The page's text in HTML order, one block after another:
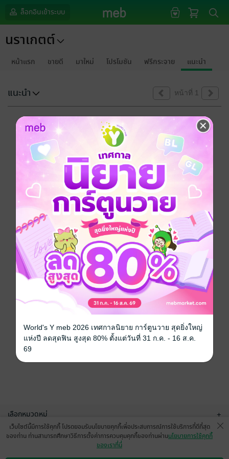
ล็อกอินเข้าระบบ
นราเกตต์
หน้าแรก ขายดี มาใหม่ โปรโมชัน ฟรีกระจาย แนะนำ
แนะนำ หน้าที่ 1
ขออภัยด้วยนะคะ
ไม่พบข้อมูลในหัวข้อที่คุณกำลังชมค่ะ
เลือกหมวดหมู่ +
บริการช่วยเหลือ
เว็บไซต์นี้มีการใช้คุกกี้ โปรดยอมรับนโยบายคุกกี้เพื่อประสบการณ์การใช้บริการที่ดีที่สุด
ของท่าน ท่านสามารถศึกษาวิธีการตั้งค่าการควบคุมคุกกี้ของท่านผ่านนโยบายการใช้คุกกี้
ของเราที่นี่
World's Y meb 2026 เทศกาลนิยาย การ์ตูนวาย สุดยิ่งใหญ่
แห่งปี ลดสุดฟิน สูงสุด 80% ตั้งแต่วันที่ 31 ก.ค. - 16 ส.ค.
69